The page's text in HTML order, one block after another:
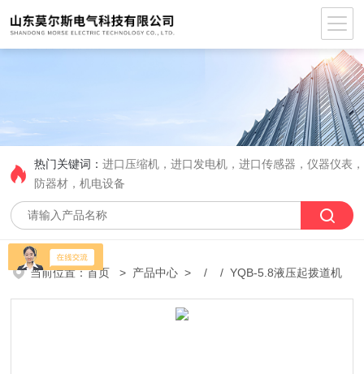
热门关键词：进口压缩机，进口发电机，进口传感器，仪器仪表
防器材，机电设备
当前位置：首页 > 产品中心 > / / YQB-5.8液压起拨道机